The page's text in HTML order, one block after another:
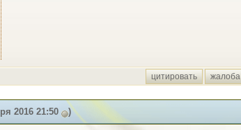
цитировать жалоба
2016 21:50 )